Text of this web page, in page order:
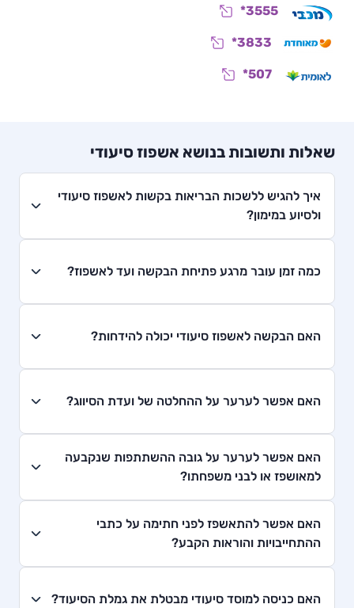
*3555
*3833
*507
שאלות ותשובות בנושא אשפוז סיעודי
איך להגיש ללשכות הבריאות בקשות לאשפוז סיעודי
ולסיוע במימון?
כמה זמן עובר מרגע פתיחת הבקשה ועד לאשפוז?
האם הבקשה לאשפוז סיעודי יכולה להידחות?
האם אפשר לערער על ההחלטה של ועדת הסיווג?
האם אפשר לערער על גובה ההשתתפות שנקבעה
למאושפז או לבני משפחתו?
האם אפשר להתאשפז לפני חתימה על כתבי
ההתחייבויות והוראות הקבע?
האם כניסה למוסד סיעודי מבטלת את גמלת הסיעוד?